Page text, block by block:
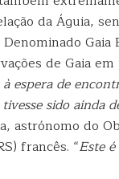
da Águia,
Gaia
de Gaia
espera de
sido ainda
astrónomo do
francês. “Este